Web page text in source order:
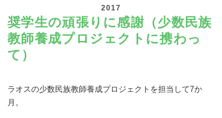
寄付する
2017
奨学生の頑張りに感謝（少数民族
教師養成プロジェクトに携わっ
て）
ラオスの少数民族教師養成プロジェクトを担当して7か
月。